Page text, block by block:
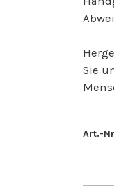
Sie
Art.-